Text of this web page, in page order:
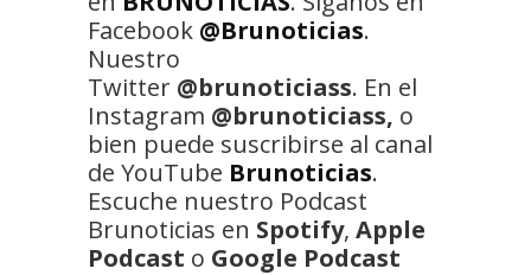
Facebook @Brunoticias.
Nuestro
Twitter @brunoticiass. En el
Instagram @brunoticiass, o
bien puede suscribirse al canal
de YouTube Brunoticias.
Escuche nuestro Podcast
Brunoticias en Spotify, Apple
Podcast o Google Podcast